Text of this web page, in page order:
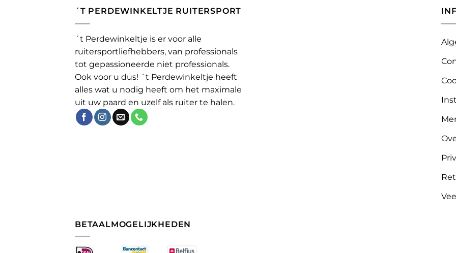
´T PERDEWINKELTJE RUITERSPORT
´t Perdewinkeltje is er voor alle
ruitersportliefhebbers, van professionals
tot gepassioneerde niet professionals.
Ook voor u dus! ´t Perdewinkeltje heeft
alles wat u nodig heeft om het maximale
uit uw paard en uzelf als ruiter te halen.
BETAALMOGELIJKHEDEN